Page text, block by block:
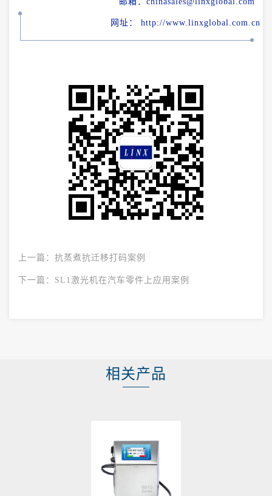
网址： http://www.linxglobal.com.cn
上一篇： 抗蒸煮抗迁移打码案例
下一篇： SL1激光机在汽车零件上应用案例
相关产品